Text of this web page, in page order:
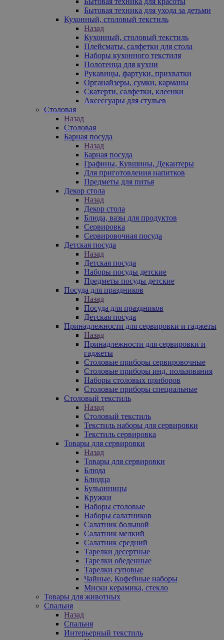
Бытовая техника для ухода за детьми
Кухонный, столовый текстиль
Назад
Кухонный, столовый текстиль
Плейсматы, салфетки для стола
Наборы кухонного текстиля
Полотенца для кухни
Рукавицы, фартуки, прихватки
Органайзеры, сумки, карманы
Скатерти, салфетки, клеенки
Аксессуары для стульев
Столовая
Назад
Столовая
Барная посуда
Назад
Барная посуда
Графины, Кувшины, Декантеры
Для приготовления напитков
Предметы для питья
Декор стола
Назад
Декор стола
Блюда, вазы для продуктов
Сервировка
Сервировочная посуда
Детская посуда
Назад
Детская посуда
Наборы посуды детские
Предметы посуды детские
Посуда для праздников
Назад
Посуда для праздников
Детская посуда
Принадлежности для сервировки и гаджеты
Назад
Принадлежности для сервировки и
гаджеты
Столовые приборы сервировочные
Столовые приборы инд. пользования
Наборы столовых приборов
Столовые приборы специальные
Столовый текстиль
Назад
Столовый текстиль
Текстиль наборы для сервировки
Текстиль сервировка
Товары для сервировки
Назад
Товары для сервировки
Блюда
Блюдца
Бульонницы
Кружки
Наборы столовые
Наборы салатников
Салатник большой
Салатник мелкий
Салатник средний
Тарелки десертные
Тарелки обеденные
Тарелки суповые
Чайные, Кофейные наборы
Миски керамика, стекло
Товары для животных
Спальня
Назад
Спальня
Интерьерный текстиль